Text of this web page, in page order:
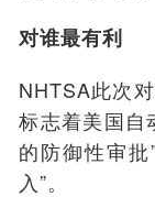
对谁最有利
NHTSA此次
标志着美国自
的防御性审
入”。